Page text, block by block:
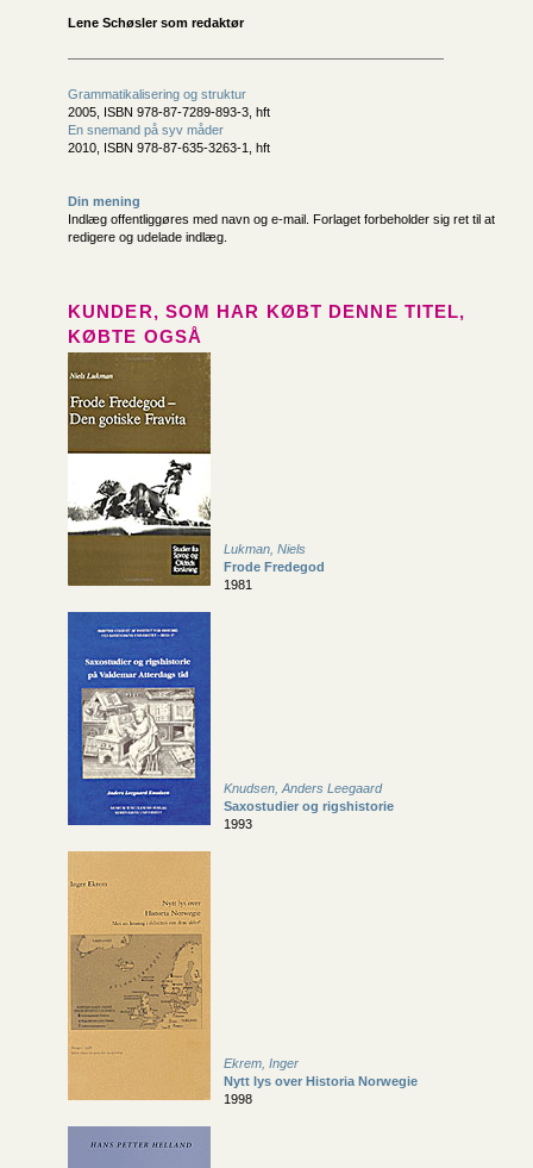
Lene Schøsler som redaktør
Grammatikalisering og struktur
2005, ISBN 978-87-7289-893-3, hft
En snemand på syv måder
2010, ISBN 978-87-635-3263-1, hft
Din mening
Indlæg offentliggøres med navn og e-mail. Forlaget forbeholder sig ret til at
redigere og udelade indlæg.
KUNDER, SOM HAR KØBT DENNE TITEL,
KØBTE OGSÅ
Lukman, Niels
Frode Fredegod
1981
Knudsen, Anders Leegaard
Saxostudier og rigshistorie
1993
Ekrem, Inger
Nytt lys over Historia Norwegie
1998